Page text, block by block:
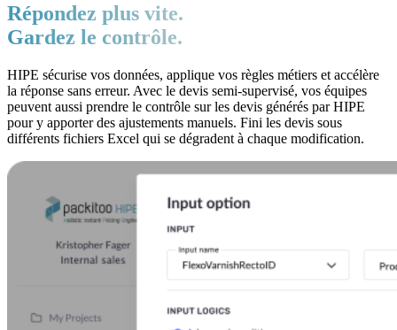
Répondez plus vite.
Gardez le contrôle.
HIPE sécurise vos données, applique vos règles métiers et accélère
la réponse sans erreur. Avec le devis semi-supervisé, vos équipes
peuvent aussi prendre le contrôle sur les devis générés par HIPE
pour y apporter des ajustements manuels. Fini les devis sous
différents fichiers Excel qui se dégradent à chaque modification.